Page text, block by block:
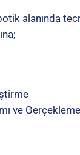
alanında
ve